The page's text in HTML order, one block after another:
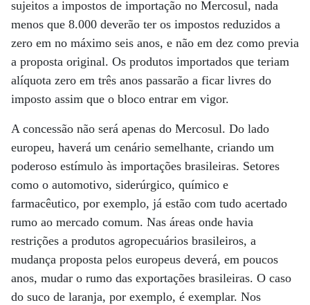
sujeitos a impostos de importação no Mercosul, nada
menos que 8.000 deverão ter os impostos reduzidos a
zero em no máximo seis anos, e não em dez como previa
a proposta original. Os produtos importados que teriam
alíquota zero em três anos passarão a ficar livres do
imposto assim que o bloco entrar em vigor.
A concessão não será apenas do Mercosul. Do lado
europeu, haverá um cenário semelhante, criando um
poderoso estímulo às importações brasileiras. Setores
como o automotivo, siderúrgico, químico e
farmacêutico, por exemplo, já estão com tudo acertado
rumo ao mercado comum. Nas áreas onde havia
restrições a produtos agropecuários brasileiros, a
mudança proposta pelos europeus deverá, em poucos
anos, mudar o rumo das exportações brasileiras. O caso
do suco de laranja, por exemplo, é exemplar. Nos